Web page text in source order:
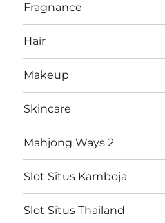
Fragnance
Hair
Makeup
Skincare
Mahjong Ways 2
Slot Situs Kamboja
Slot Situs Thailand